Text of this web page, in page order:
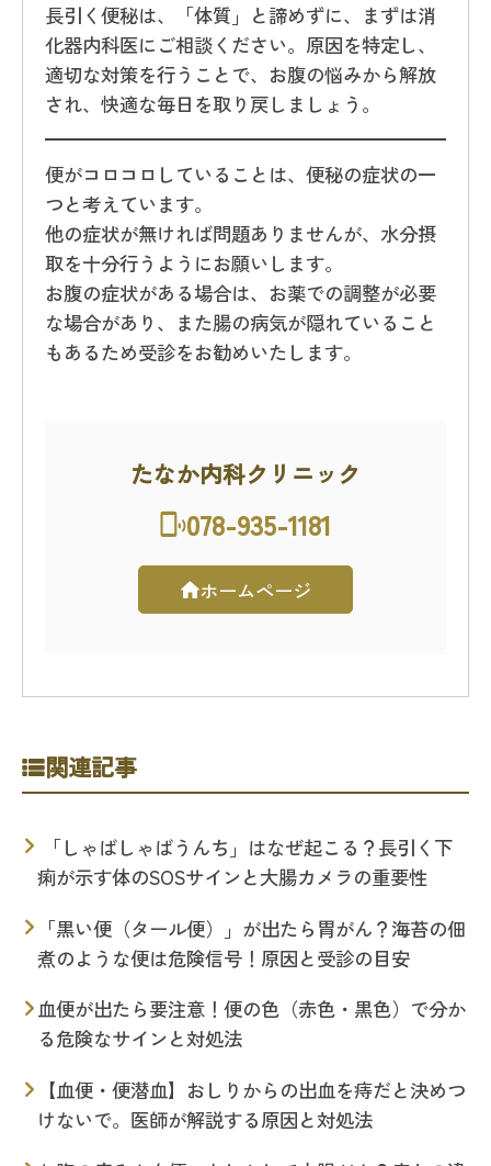
長引く便秘は、「体質」と諦めずに、まずは消
化器内科医にご相談ください。原因を特定し、
適切な対策を行うことで、お腹の悩みから解放
され、快適な毎日を取り戻しましょう。
便がコロコロしていることは、便秘の症状の一
つと考えています。
他の症状が無ければ問題ありませんが、水分摂
取を十分行うようにお願いします。
お腹の症状がある場合は、お薬での調整が必要
な場合があり、また腸の病気が隠れていること
もあるため受診をお勧めいたします。
たなか内科クリニック
078-935-1181
ホームページ
関連記事
「しゃばしゃばうんち」はなぜ起こる？長引く下
痢が示す体のSOSサインと大腸カメラの重要性
「黒い便（タール便）」が出たら胃がん？海苔の佃
煮のような便は危険信号！原因と受診の目安
血便が出たら要注意！便の色（赤色・黒色）で分か
る危険なサインと対処法
【血便・便潜血】おしりからの出血を痔だと決めつ
けないで。医師が解説する原因と対処法